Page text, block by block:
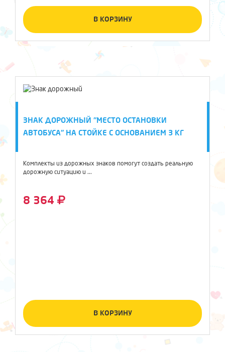
В КОРЗИНУ
ЗНАК ДОРОЖНЫЙ "МЕСТО ОСТАНОВКИ
АВТОБУСА" НА СТОЙКЕ С ОСНОВАНИЕМ 3 КГ
Комплекты из дорожных знаков помогут создать реальную
дорожную ситуацию и ...
8 364
В КОРЗИНУ